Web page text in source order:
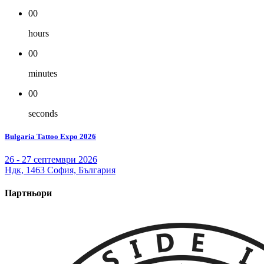
00
hours
00
minutes
00
seconds
Bulgaria Tattoo Expo 2026
26 - 27 септември 2026
Ндк, 1463 София, България
Партньори